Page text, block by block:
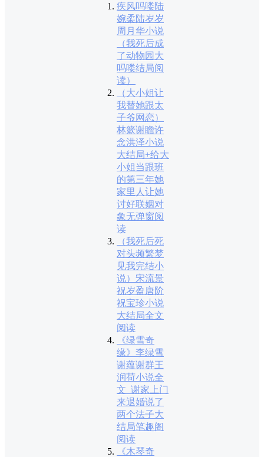
疾风吗喽陆
婉柔陆岁岁
周月华小说
（我死后成
了动物园大
吗喽结局阅
读）
（大小姐让
我替她跟太
子爷网恋）
林簌谢瞻许
念洪泽小说
大结局+给大
小姐当跟班
的第三年她
家里人让她
讨好联姻对
象无弹窗阅
读
（我死后死
对头频繁梦
见我完结小
说）宋流景
祝岁盈唐阶
祝宝珍小说
大结局全文
阅读
《绿雪奇
缘》李绿雪
谢蕴谢群王
润荷小说全
文_谢家上门
来退婚说了
两个法子大
结局笔趣阁
阅读
《木琴奇